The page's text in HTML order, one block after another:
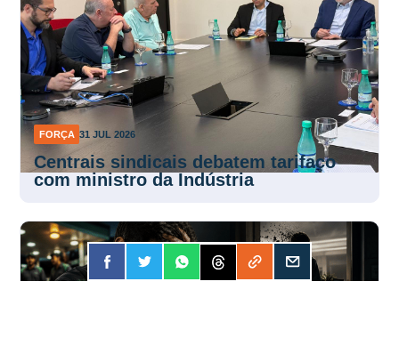
FORÇA 31 JUL 2026
Centrais sindicais debatem tarifaço
com ministro da Indústria